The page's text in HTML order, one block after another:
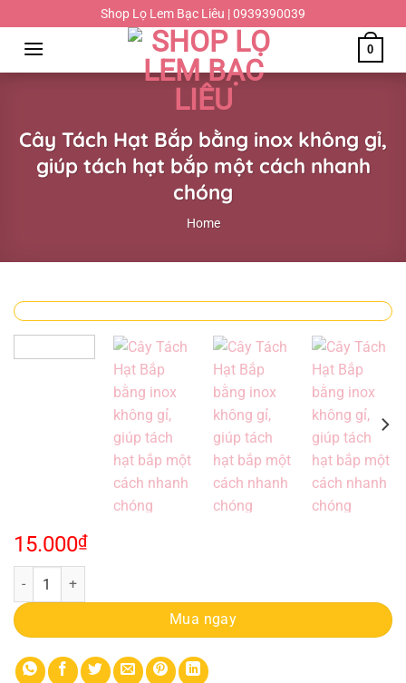
đến
dung
Shop Lọ Lem Bạc Liêu | 0939390039
0
Cây Tách Hạt Bắp bằng inox không gỉ,
giúp tách hạt bắp một cách nhanh
chóng
Home
15.000₫
Cây Tách Hạt Bắp bằng inox không gỉ, giúp tách hạt bắp một cách
Mua ngay